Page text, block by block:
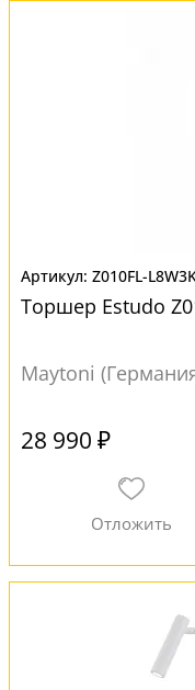
Z010FL-
Торшер Estudo
Maytoni
28 990 ₽